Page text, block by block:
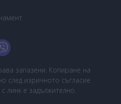
запазени. Копиране на
след изричното съгласие
линк е задължително.